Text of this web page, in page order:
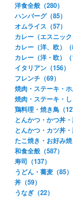
洋食全般（280）
ハンバーグ（85）
オムライス（57）
カレー（エスニック
カレー（洋、欧）（
カレー（洋・欧）（
イタリアン（156）
フレンチ（69）
焼肉・ステーキ・ホ
焼肉・ステーキ・し
鶏料理・焼き鳥（
とんかつ・かつ丼・
とんかつ・カツ丼・
たこ焼き・お好み焼
和食全般（587）
寿司（137）
うどん・蕎麦（85）
丼（59）
うなぎ（22）